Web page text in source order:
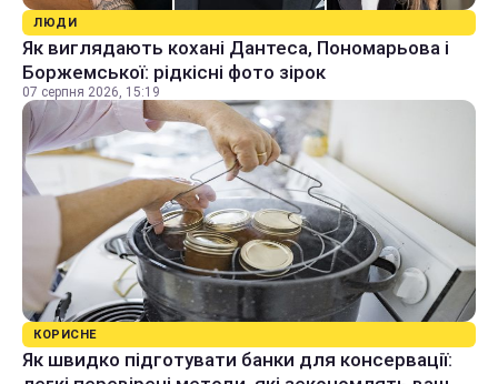
ЛЮДИ
Як виглядають кохані Дантеса, Пономарьова і
Боржемської: рідкісні фото зірок
07 серпня 2026, 15:19
КОРИСНЕ
Як швидко підготувати банки для консервації: